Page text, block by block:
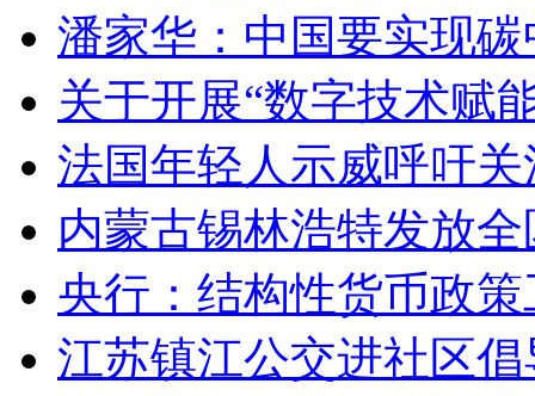
潘家华：中国要实现
关于开展“数字技术赋
法国年轻人示威呼吁
内蒙古锡林浩特发放
央行：结构性货币政
江苏镇江公交进社区